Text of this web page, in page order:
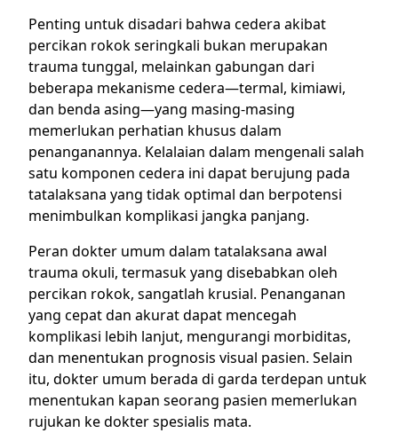
Penting untuk disadari bahwa cedera akibat
percikan rokok seringkali bukan merupakan
trauma tunggal, melainkan gabungan dari
beberapa mekanisme cedera—termal, kimiawi,
dan benda asing—yang masing-masing
memerlukan perhatian khusus dalam
penanganannya. Kelalaian dalam mengenali salah
satu komponen cedera ini dapat berujung pada
tatalaksana yang tidak optimal dan berpotensi
menimbulkan komplikasi jangka panjang.
Peran dokter umum dalam tatalaksana awal
trauma okuli, termasuk yang disebabkan oleh
percikan rokok, sangatlah krusial. Penanganan
yang cepat dan akurat dapat mencegah
komplikasi lebih lanjut, mengurangi morbiditas,
dan menentukan prognosis visual pasien. Selain
itu, dokter umum berada di garda terdepan untuk
menentukan kapan seorang pasien memerlukan
rujukan ke dokter spesialis mata.